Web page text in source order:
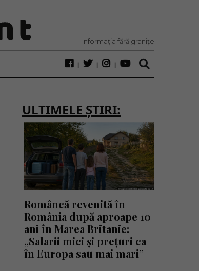
Informația fără granițe
ULTIMELE ȘTIRI:
Româncă revenită în
România după aproape 10
ani în Marea Britanie:
„Salarii mici și prețuri ca
în Europa sau mai mari”